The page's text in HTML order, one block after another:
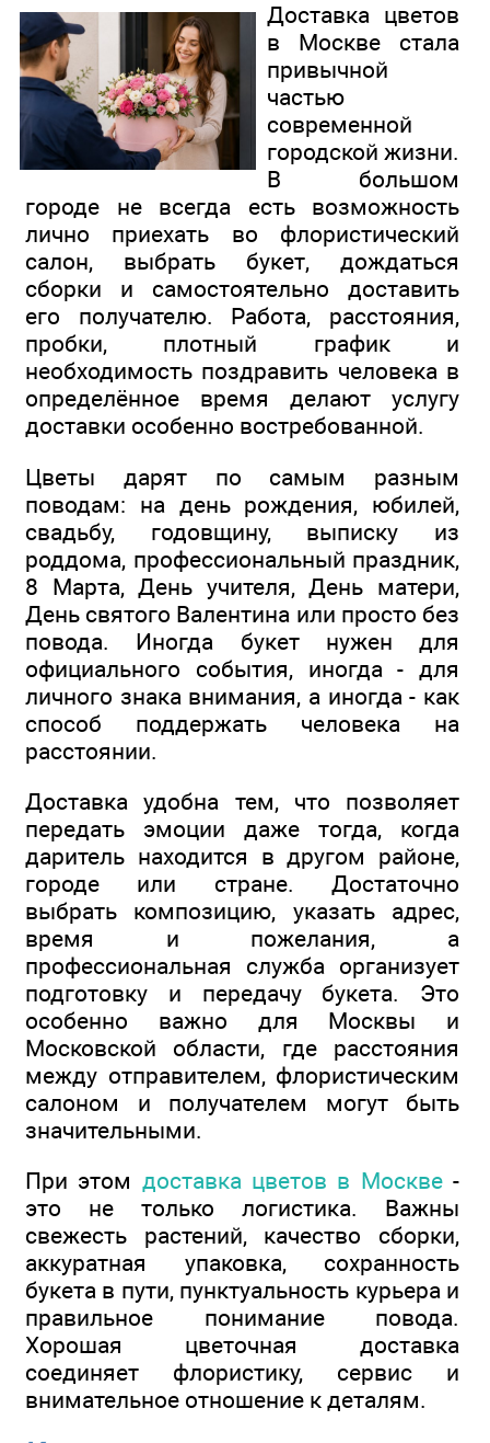
Доставка цветов
в Москве стала
привычной
частью
современной
городской жизни.
В большом
городе не всегда есть возможность
лично приехать во флористический
салон, выбрать букет, дождаться
сборки и самостоятельно доставить
его получателю. Работа, расстояния,
пробки, плотный график и
необходимость поздравить человека в
определённое время делают услугу
доставки особенно востребованной.
Цветы дарят по самым разным
поводам: на день рождения, юбилей,
свадьбу, годовщину, выписку из
роддома, профессиональный праздник,
8 Марта, День учителя, День матери,
День святого Валентина или просто без
повода. Иногда букет нужен для
официального события, иногда - для
личного знака внимания, а иногда - как
способ поддержать человека на
расстоянии.
Доставка удобна тем, что позволяет
передать эмоции даже тогда, когда
даритель находится в другом районе,
городе или стране. Достаточно
выбрать композицию, указать адрес,
время и пожелания, а
профессиональная служба организует
подготовку и передачу букета. Это
особенно важно для Москвы и
Московской области, где расстояния
между отправителем, флористическим
салоном и получателем могут быть
значительными.
При этом доставка цветов в Москве-
это не только логистика. Важны
свежесть растений, качество сборки,
аккуратная упаковка, сохранность
букета в пути, пунктуальность курьера и
правильное понимание повода.
Хорошая цветочная доставка
соединяет флористику, сервис и
внимательное отношение к деталям.